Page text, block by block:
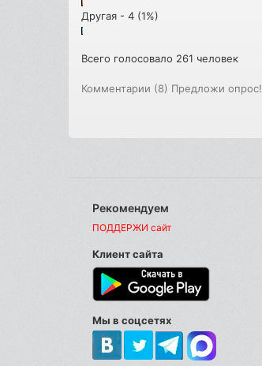
Другая - 4 (1%)
Всего голосовало 261 человек
Комментарии (8) Предложи опрос!
Рекомендуем
ПОДДЕРЖИ сайт
Клиент сайта
Мы в соцсетях